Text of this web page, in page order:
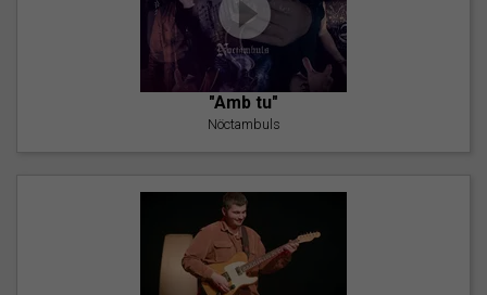
"Amb tu"
Nöctambuls